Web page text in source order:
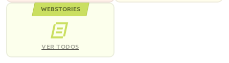
WEBSTORIES
VER TODOS